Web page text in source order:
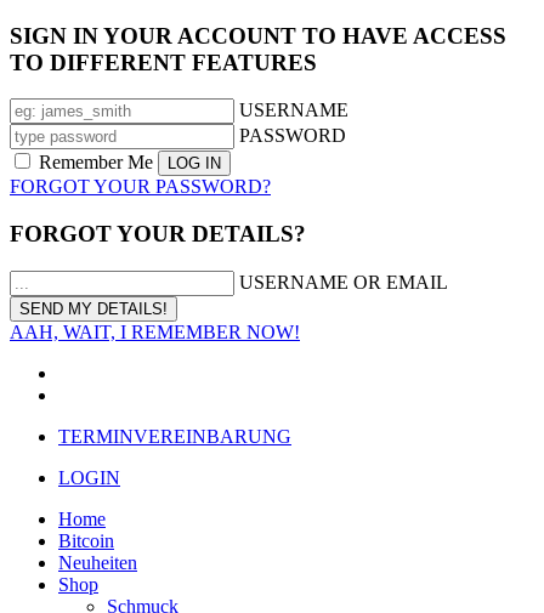
SIGN IN YOUR ACCOUNT TO HAVE ACCESS
TO DIFFERENT FEATURES
USERNAME
PASSWORD
Remember Me
FORGOT YOUR PASSWORD?
FORGOT YOUR DETAILS?
USERNAME OR EMAIL
AAH, WAIT, I REMEMBER NOW!
TERMINVEREINBARUNG
LOGIN
Home
Bitcoin
Neuheiten
Shop
Schmuck